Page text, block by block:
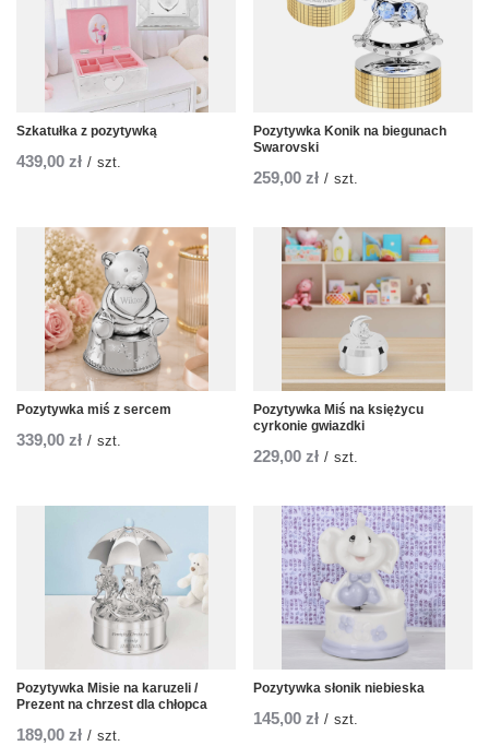
Szkatułka z pozytywką
439,00 zł / szt.
Pozytywka Konik na biegunach
Swarovski
259,00 zł / szt.
Pozytywka miś z sercem
339,00 zł / szt.
Pozytywka Miś na księżycu
cyrkonie gwiazdki
229,00 zł / szt.
Pozytywka Misie na karuzeli /
Prezent na chrzest dla chłopca
189,00 zł / szt.
Pozytywka słonik niebieska
145,00 zł / szt.